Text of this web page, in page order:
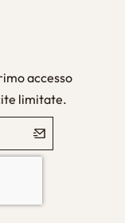
accesso
limitate.